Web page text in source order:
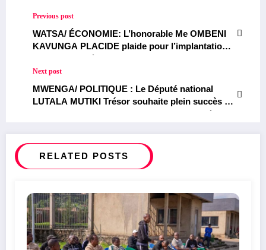
Previous post
WATSA/ ÉCONOMIE: L’honorable Me OMBENI
KAVUNGA PLACIDE plaide pour l’implantation
d’une banque à Moku
Next post
MWENGA/ POLITIQUE : Le Député national
LUTALA MUTIKI Trésor souhaite plein succès à
tous les finalistes du territoire de Mwenga à
RELATED POSTS